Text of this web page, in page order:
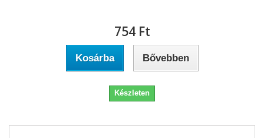
754 Ft‎
Kosárba Bővebben
Készleten